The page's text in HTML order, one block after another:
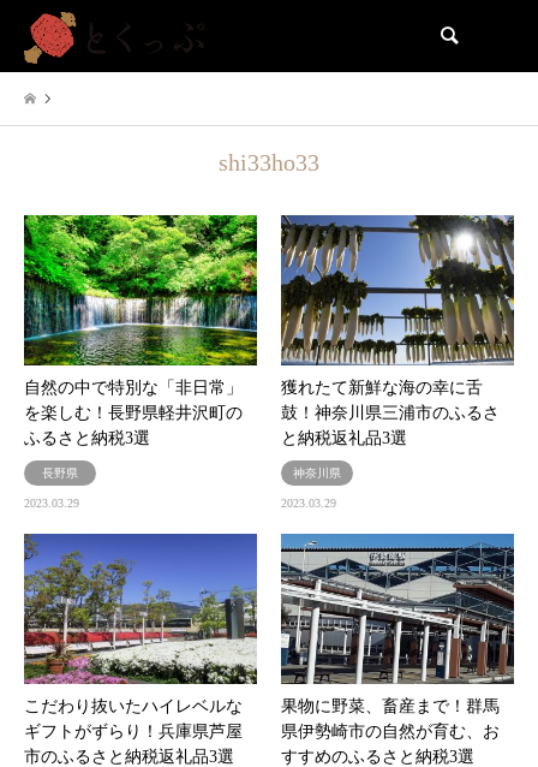
shi33ho33
自然の中で特別な「非日常」
を楽しむ！長野県軽井沢町の
ふるさと納税3選
長野県
2023.03.29
獲れたて新鮮な海の幸に舌
鼓！神奈川県三浦市のふるさ
と納税返礼品3選
神奈川県
2023.03.29
こだわり抜いたハイレベルな
ギフトがずらり！兵庫県芦屋
市のふるさと納税返礼品3選
果物に野菜、畜産まで！群馬
県伊勢崎市の自然が育む、お
すすめのふるさと納税3選